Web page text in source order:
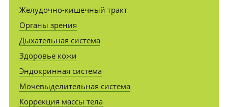
Желудочно-кишечный тракт
Органы зрения
Дыхательная система
Здоровье кожи
Эндокринная система
Мочевыделительная система
Коррекция массы тела